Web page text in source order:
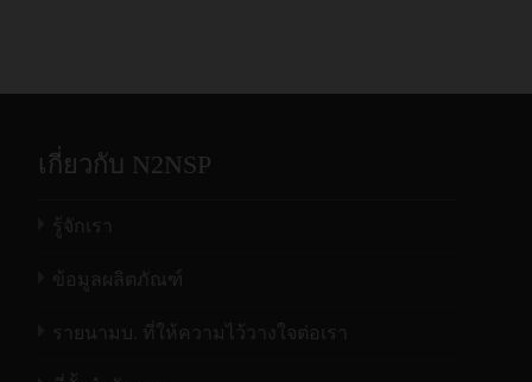
เกี่ยวกับ N2NSP
รู้จักเรา
ข้อมูลผลิตภัณฑ์
รายนามบ. ที่ให้ความไว้วางใจต่อเรา